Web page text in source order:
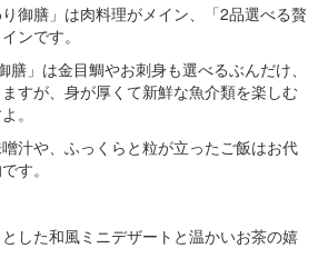
御膳」は肉料理がメイン、「2品選べる贅
ンです。
」は金目鯛やお刺身も選べるぶんだけ、
すが、身が厚くて新鮮な魚介類を楽しむ
。
汁や、ふっくらと粒が立ったご飯はお代
す。
した和風ミニデザートと温かいお茶の嬉